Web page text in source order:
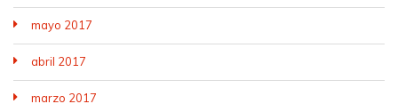
mayo 2017
abril 2017
marzo 2017